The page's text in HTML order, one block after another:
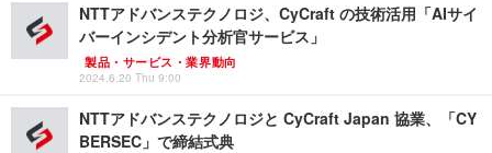
NTTアドバンステクノロジ、CyCraft の技術活用「AIサイ
バーインシデント分析官サービス」
製品・サービス・業界動向
2024.6.20 Thu 9:00
NTTアドバンステクノロジと CyCraft Japan 協業、「CY
BERSEC」で締結式典